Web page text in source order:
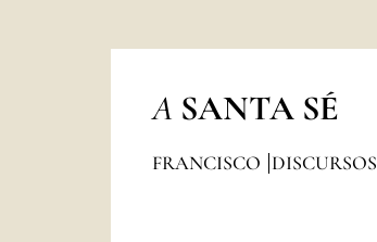
A SANTA SÉ
FRANCISCO DISCURSOS